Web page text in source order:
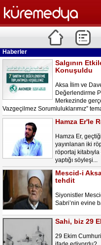
Haberler
Salgının
Konuşuldu
Aksa İlim ve
Değerlendirme
Merkezinde
Vazgeçilmez Sorumluluklarımız”
Hamza Er'le
Hamza Er,
yayınlanan iki
röportaj
yaptığı söyleşi...
Mescid-i
tehdit
Siyonistler
Sabri’nin evine
Sahi, biz 29
29 Ekim